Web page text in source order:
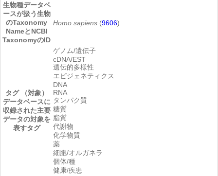
生物種データベ
ースが扱う生物
のTaxonomy
NameとNCBI
TaxonomyのID
Homo sapiens (9606)
タグ （対象）
データベースに
収録された主要
データの対象を
表すタグ
ゲノム/遺伝子
cDNA/EST
遺伝的多様性
エピジェネティクス
DNA
RNA
タンパク質
糖質
脂質
代謝物
化学物質
薬
細胞/オルガネラ
個体/種
健康/疾患